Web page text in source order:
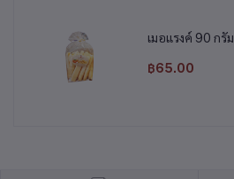
เมอแรงค์ 90 กรัม
฿65.00